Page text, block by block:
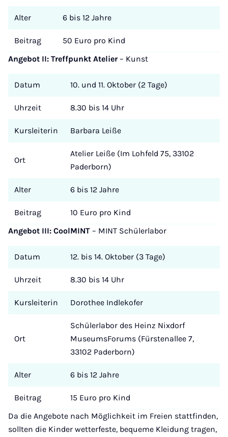
Alter 6 bis 12 Jahre
Beitrag
50 Euro pro Kind
Angebot II: Treffpunkt Atelier– Kunst
Datum 10. und 11. Oktober (2 Tage)
Uhrzeit 8.30 bis 14 Uhr
Kursleiterin Barbara Leiße
Ort
Atelier Leiße (Im Lohfeld 75, 33102
Paderborn)
Alter 6 bis 12 Jahre
Beitrag
10 Euro pro Kind
Angebot III: CoolMINT – MINT Schülerlabor
Datum 12. bis 14. Oktober (3 Tage)
Uhrzeit 8.30 bis 14 Uhr
Kursleiterin Dorothee Indlekofer
Ort
Schülerlabor des Heinz Nixdorf
MuseumsForums (Fürstenallee 7,
33102 Paderborn)
Alter 6 bis 12 Jahre
Beitrag
15 Euro pro Kind
Da die Angebote nach Möglichkeit im Freien stattfinden,
sollten die Kinder wetterfeste, bequeme Kleidung tragen,